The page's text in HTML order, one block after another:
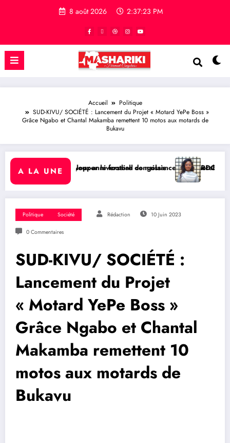
8 août 2026 2:37:24 PM
Accueil
Politique
SUD-KIVU/ SOCIÉTÉ : Lancement du Projet « Motard YePe Boss »
Grâce Ngabo et Chantal Makamba remettent 10 motos aux motards de
Bukavu
A LA UNE
football congolaisde naissance à l’Honorable Amato Bayubasire Mirindi, un
RDC/ SPORT : Laetitia Muderhwa
Politique Société Rédaction 10 Juin 2023
0 Commentaires
SUD-KIVU/ SOCIÉTÉ :
Lancement du Projet
« Motard YePe Boss »
Grâce Ngabo et Chantal
Makamba remettent 10
motos aux motards de
Bukavu